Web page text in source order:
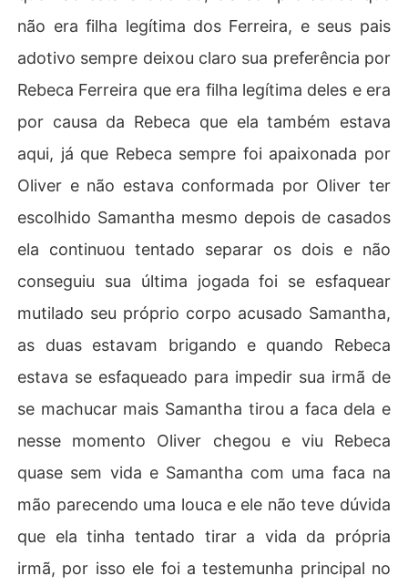
não era filha legítima dos Ferreira, e seus pais
adotivo sempre deixou claro sua preferência por
Rebeca Ferreira que era filha legítima deles e era
por causa da Rebeca que ela também estava
aqui, já que Rebeca sempre foi apaixonada por
Oliver e não estava conformada por Oliver ter
escolhido Samantha mesmo depois de casados
ela continuou tentado separar os dois e não
conseguiu sua última jogada foi se esfaquear
mutilado seu próprio corpo acusado Samantha,
as duas estavam brigando e quando Rebeca
estava se esfaqueado para impedir sua irmã de
se machucar mais Samantha tirou a faca dela e
nesse momento Oliver chegou e viu Rebeca
quase sem vida e Samantha com uma faca na
mão parecendo uma louca e ele não teve dúvida
que ela tinha tentado tirar a vida da própria
irmã, por isso ele foi a testemunha principal no